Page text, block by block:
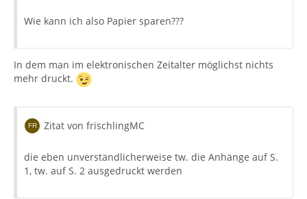
Wie kann ich also Papier sparen???
In dem man im elektronischen Zeitalter möglichst nichts
mehr druckt.
Zitat von frischlingMC
die eben unverständlicherweise tw. die Anhänge auf S.
1, tw. auf S. 2 ausgedruckt werden